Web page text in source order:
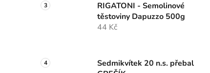
RIGATONI - Semolinové
těstoviny Dapuzzo 500g
44 Kč
Sedmikvítek 20 n.s. přebal